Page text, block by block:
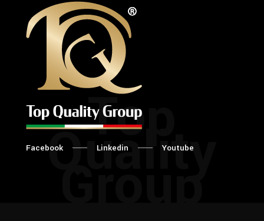
Top
Quality
Facebook Linkedin Youtube